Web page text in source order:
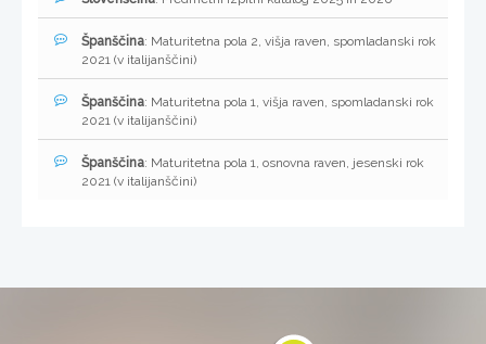
Španščina: Maturitetna pola 2, višja raven, spomladanski rok
2021 (v italijanščini)
Španščina: Maturitetna pola 1, višja raven, spomladanski rok
2021 (v italijanščini)
Španščina: Maturitetna pola 1, osnovna raven, jesenski rok
2021 (v italijanščini)